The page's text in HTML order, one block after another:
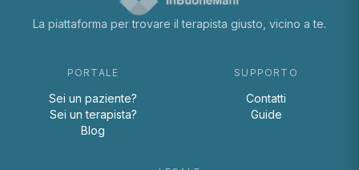
La piattaforma per trovare il terapista giusto, vicino a te.
PORTALE
Sei un paziente?
Sei un terapista?
Blog
SUPPORTO
Contatti
Guide